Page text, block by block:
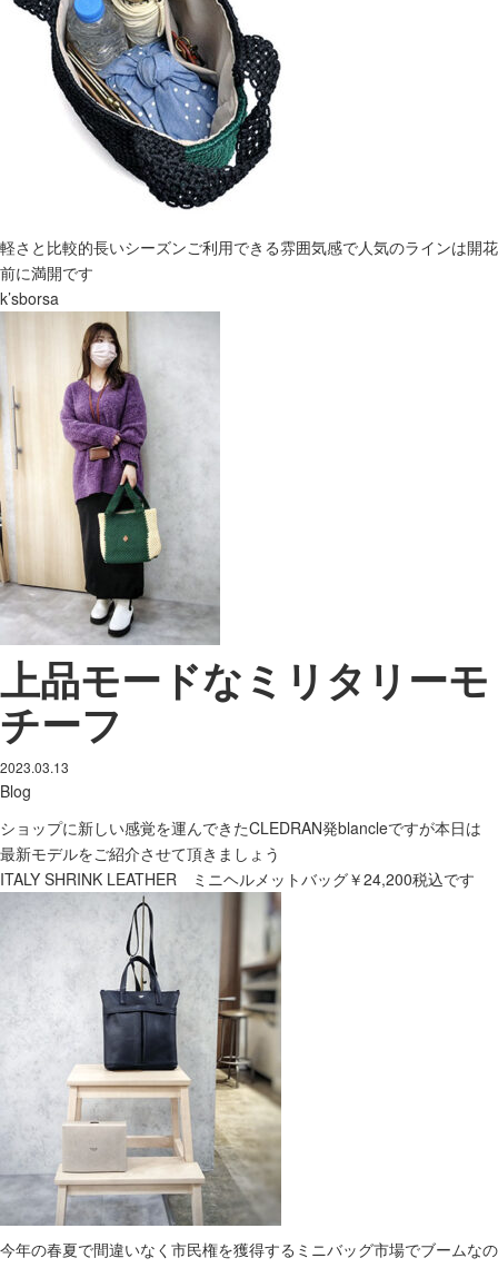
軽さと比較的長いシーズンご利用できる雰囲気感で人気のラインは開花
前に満開です
k’sborsa
上品モードなミリタリーモ
チーフ
2023.03.13
Blog
ショップに新しい感覚を運んできたCLEDRAN発blancleですが本日は
最新モデルをご紹介させて頂きましょう
ITALY SHRINK LEATHER ミニヘルメットバッグ￥24,200税込です
今年の春夏で間違いなく市民権を獲得するミニバッグ市場でブームなの